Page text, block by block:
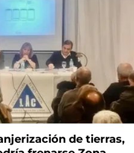
de tierras,